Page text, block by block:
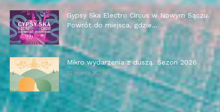
Gypsy Ska Electro Circus w Nowym Sączu.
Powrót do miejsca, gdzie...
13 maja 2026
Mikro wydarzenia z duszą. Sezon 2026
12 marca 2026